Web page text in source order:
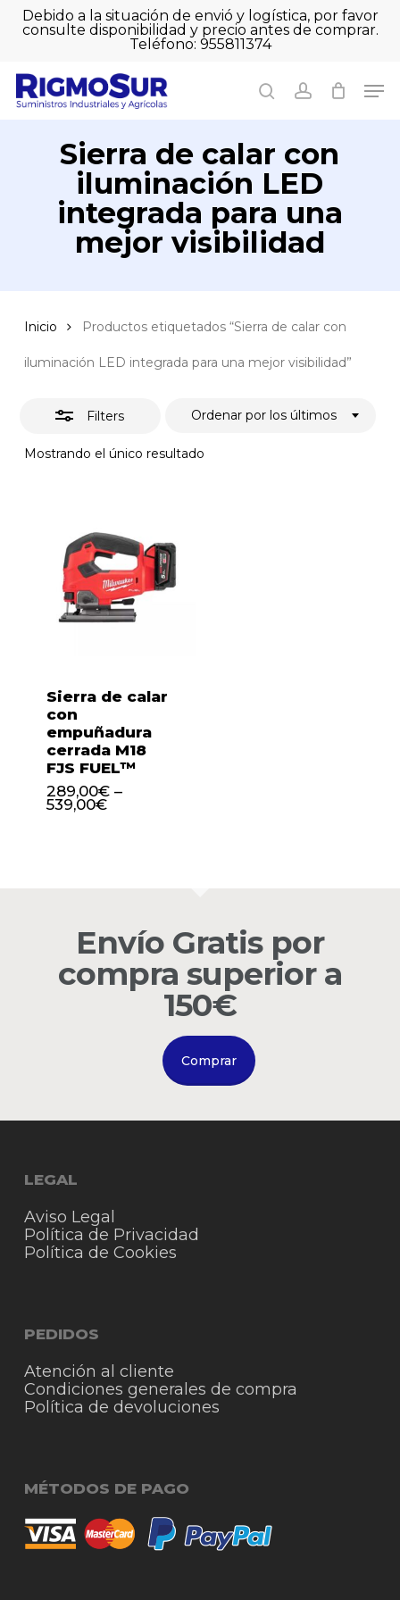
SkipDebido a la situación de envió y logística, por favor
consulte disponibilidad y precio antes de comprar.
Teléfono: 955811374
searchaccount
Cart Close
Sierra de calar con
iluminación LED
integrada para una
mejor visibilidad
Inicio Productos etiquetados “Sierra de calar con
iluminación LED integrada para una mejor visibilidad”
Filters
Mostrando el único resultado
Ordenar por los últimos
Close
Sierra de calar
con
empuñadura
cerrada M18
FJS FUEL™
289,00€–
539,00€
Envío Gratis por
compra superior a
150€
Comprar
LEGAL
Aviso Legal
Política de Privacidad
Política de Cookies
PEDIDOS
Atención al cliente
Condiciones generales de compra
Política de devoluciones
MÉTODOS DE PAGO